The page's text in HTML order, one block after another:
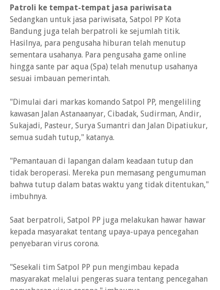
Patroli ke tempat-tempat jasa pariwisata
Sedangkan untuk jasa pariwisata, Satpol PP Kota
Bandung juga telah berpatroli ke sejumlah titik.
Hasilnya, para pengusaha hiburan telah menutup
sementara usahanya. Para pengusaha game online
hingga sante par aqua (Spa) telah menutup usahanya
sesuai imbauan pemerintah.
"Dimulai dari markas komando Satpol PP, mengeliling
kawasan Jalan Astanaanyar, Cibadak, Sudirman, Andir,
Sukajadi, Pasteur, Surya Sumantri dan Jalan Dipatiukur,
semua sudah tutup," katanya.
"Pemantauan di lapangan dalam keadaan tutup dan
tidak beroperasi. Mereka pun memasang pengumuman
bahwa tutup dalam batas waktu yang tidak ditentukan,"
imbuhnya.
Saat berpatroli, Satpol PP juga melakukan hawar hawar
kepada masyarakat tentang upaya-upaya pencegahan
penyebaran virus corona.
"Sesekali tim Satpol PP pun mengimbau kepada
masyarakat melalui pengeras suara tentang pencegahan